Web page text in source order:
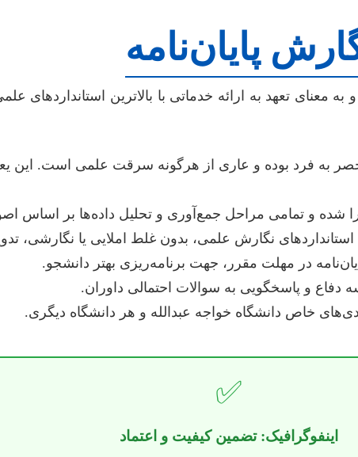
پایان‌نامه
معنای تعهد به ارائه خدماتی با بالاترین استانداردهای
به فرد بوده و عاری از هرگونه سرقت علمی است. این
شده و تمامی مراحل جمع‌آوری و تحلیل داده‌ها بر
استانداردهای نگارش علمی، بدون غلط املایی یا نگارشی،
در مهلت مقرر، جهت برنامه‌ریزی بهتر دانشجو.
دفاع و پاسخگویی به سوالات احتمالی داوران.
خاص دانشگاه خواجه عبدالله و هر دانشگاه دیگری.
✅
اینفوگرافیک: تضمین کیفیت و اعتماد